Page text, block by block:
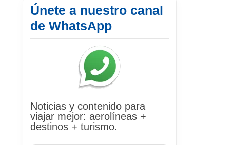
Únete a nuestro canal
de WhatsApp
Noticias y contenido para
viajar mejor: aerolíneas +
destinos + turismo.